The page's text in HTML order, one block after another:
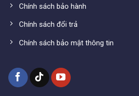
Chính sách bảo hành
Chính sách đổi trả
Chính sách bảo mật thông tin